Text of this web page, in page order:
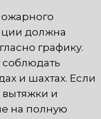
должна
графику.
и шахтах. Если
и
на полную